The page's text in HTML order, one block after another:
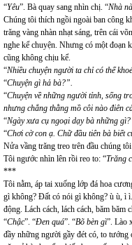
“Yêu”. Bà quay sang nhìn chị. “Nhà
Chúng tôi thích ngồi ngoài ban công
trăng vàng nhàn nhạt sáng, trên cái
nghe kể chuyện. Nhưng có một đoạn
cũng không chịu kể.
“Nhiều chuyện người ta chỉ có thể
“Chuyện gì hả bà?”.
“Chuyện về những người tỉnh, sống
nhưng chẳng thằng mồ côi nào điên
“Ngày xưa cụ ngoại dạy bà những
“Chơi cờ con ạ. Chữ đầu tiên bà biết
Nửa vầng trăng treo trên đầu chúng
Tôi ngước nhìn lên rồi reo to: “Trăng
***
Tôi nằm, áp tai xuống lớp đá hoa
gì không? Đất có nói gì không? ù ù, ì
động. Lách cách, lách cách, băm băm
“Chậc”. “Đen quá”. “Bõ bèn gì”. Lào
đầy những người gầy đét có, to tướng